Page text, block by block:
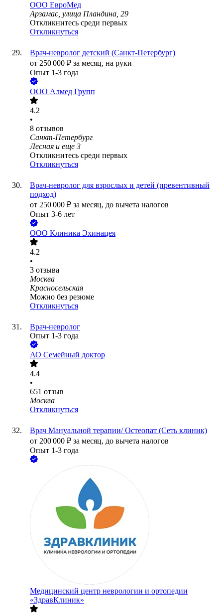
ООО ЕвроМед
Арзамас, улица Пландина, 29
Откликнитесь среди первых
Откликнуться
Врач-невролог детский (Санкт-Петербург)
от 250 000 ₽ за месяц, на руки
Опыт 1-3 года
ООО Алмед Групп
4.2
•
8 отзывов
Санкт-Петербург
Лесная и еще 3
Откликнитесь среди первых
Откликнуться
Врач-невролог для взрослых и детей (превентивный
подход)
от 250 000 ₽ за месяц, до вычета налогов
Опыт 3-6 лет
ООО Клиника Эхинацея
4.2
•
3 отзыва
Москва
Красносельская
Можно без резюме
Откликнуться
Врач-невролог
Опыт 1-3 года
АО Семейный доктор
4.4
•
651 отзыв
Москва
Откликнуться
Врач Мануальной терапии/ Остеопат (Сеть клиник)
от 200 000 ₽ за месяц, до вычета налогов
Опыт 1-3 года
Медицинский центр неврологии и ортопедии
«ЗдравКлиник»